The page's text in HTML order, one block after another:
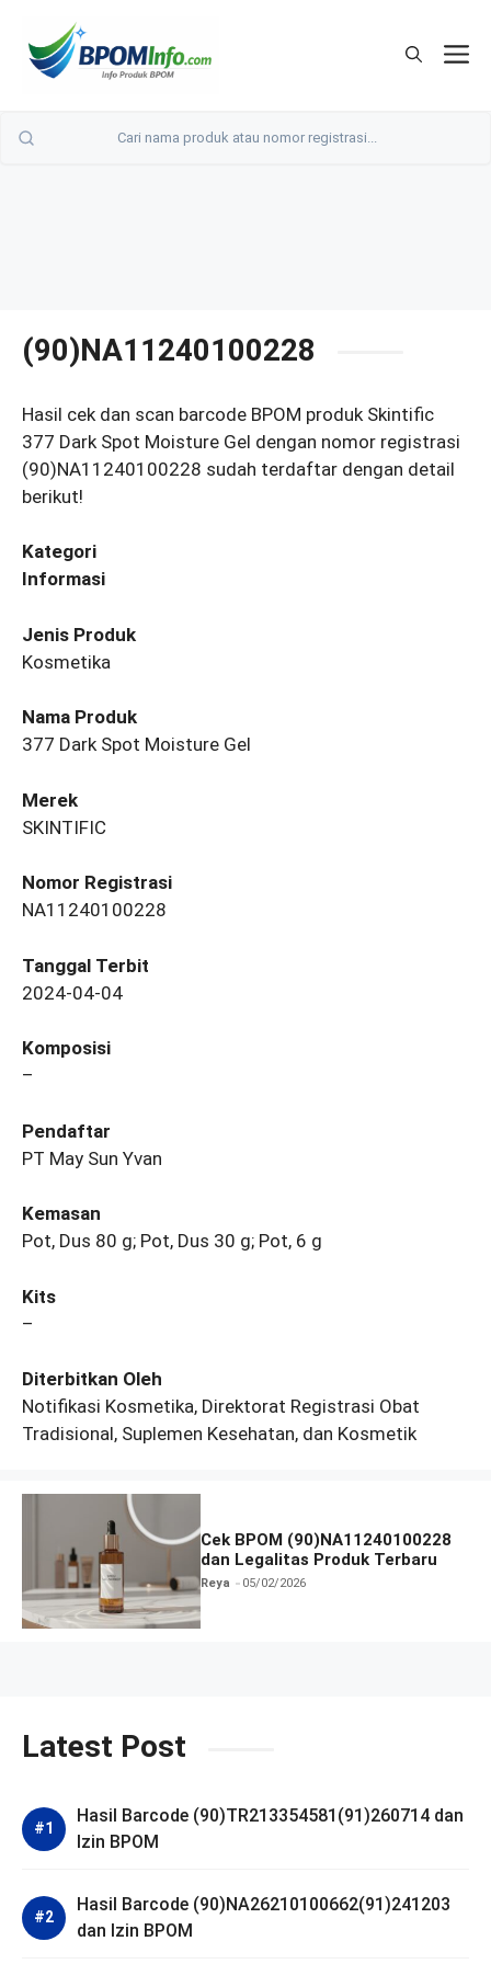
(90)NA11240100228
Hasil cek dan scan barcode BPOM produk Skintific
377 Dark Spot Moisture Gel dengan nomor registrasi
(90)NA11240100228 sudah terdaftar dengan detail
berikut!
Kategori
Informasi
Jenis Produk
Kosmetika
Nama Produk
377 Dark Spot Moisture Gel
Merek
SKINTIFIC
Nomor Registrasi
NA11240100228
Tanggal Terbit
2024-04-04
Komposisi
–
Pendaftar
PT May Sun Yvan
Kemasan
Pot, Dus 80 g; Pot, Dus 30 g; Pot, 6 g
Kits
–
Diterbitkan Oleh
Notifikasi Kosmetika, Direktorat Registrasi Obat
Tradisional, Suplemen Kesehatan, dan Kosmetik
Cek BPOM (90)NA11240100228
dan Legalitas Produk Terbaru
Reya 05/02/2026
Latest Post
Hasil Barcode (90)TR213354581(91)260714 dan
Izin BPOM
Hasil Barcode (90)NA26210100662(91)241203
dan Izin BPOM